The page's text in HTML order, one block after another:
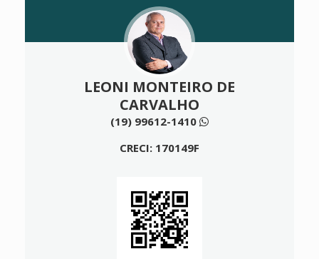
LEONI MONTEIRO DE
CARVALHO
(19) 99612-1410
CRECI: 170149F